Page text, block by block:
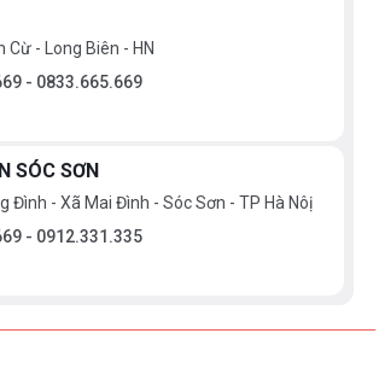
Cừ - Long Biên - HN
- 0833.665.669
SÓC SƠN
Đình - Xã Mai Đình - Sóc Sơn - TP Hà Nôị
- 0912.331.335